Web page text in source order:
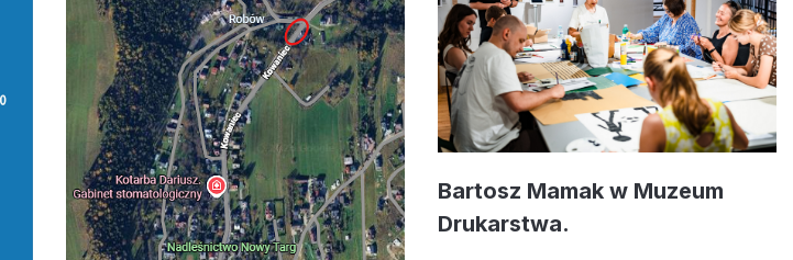
Bartosz Mamak w Muzeum
Drukarstwa.